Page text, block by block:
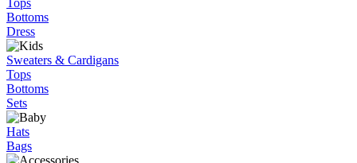
Tops
Bottoms
Dress
Sweaters & Cardigans
Tops
Bottoms
Sets
Hats
Bags